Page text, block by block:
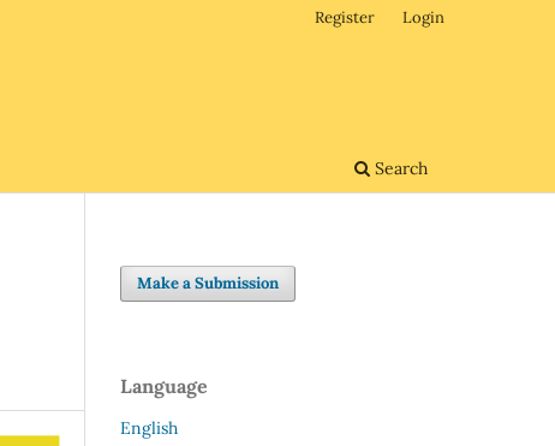
Search
Register Login
Make a Submission
Language
English